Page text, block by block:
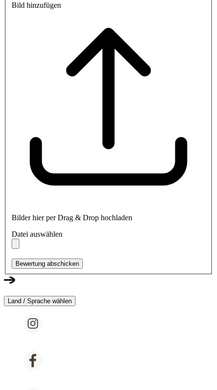
Bild hinzufügen
Bilder hier per Drag & Drop hochladen
Datei auswählen
Bewertung abschicken
Land / Sprache wählen